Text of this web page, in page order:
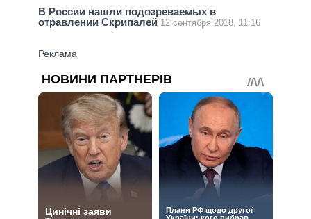
В России нашли подозреваемых в
отравлении Скрипалей 12 сентября 2018, 11:16